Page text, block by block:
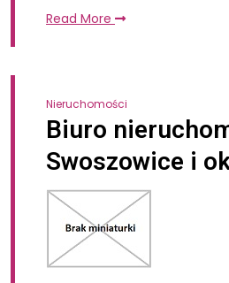
Read More
Nieruchomości
Biuro
Swoszowice i